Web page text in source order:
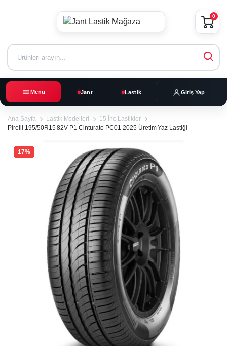
Menü Jant Lastik Giriş Yap
0
Ana Sayfa Lastik Modelleri
15 İnç Lastikler
Pirelli 195/50R15 82V P1 Cinturato PC01 2025 Üretim Yaz Lastiği
17%